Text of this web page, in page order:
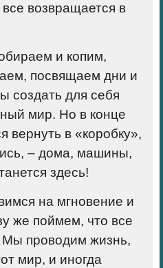
возвращается в
и копим,
посвящаем дни и
создать для себя
мир. Но в конце
вернуть в «коробку»,
– дома, машины,
здесь!
на мгновение и
же поймем, что все
Мы проводим жизнь,
мир, и иногда